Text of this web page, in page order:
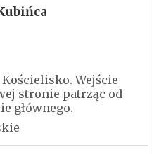
Wejście
stronie patrząc od
głównego.